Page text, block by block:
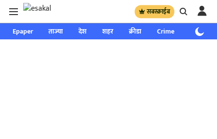
सबस्क्राईब
Epaper ताज्या देश शहर क्रीडा Crime साप्ताहिक